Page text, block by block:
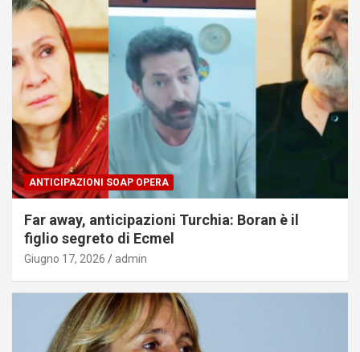
ANTICIPAZIONI SOAP OPERA
Far away, anticipazioni Turchia: Boran è il
figlio segreto di Ecmel
Giugno 17, 2026 admin